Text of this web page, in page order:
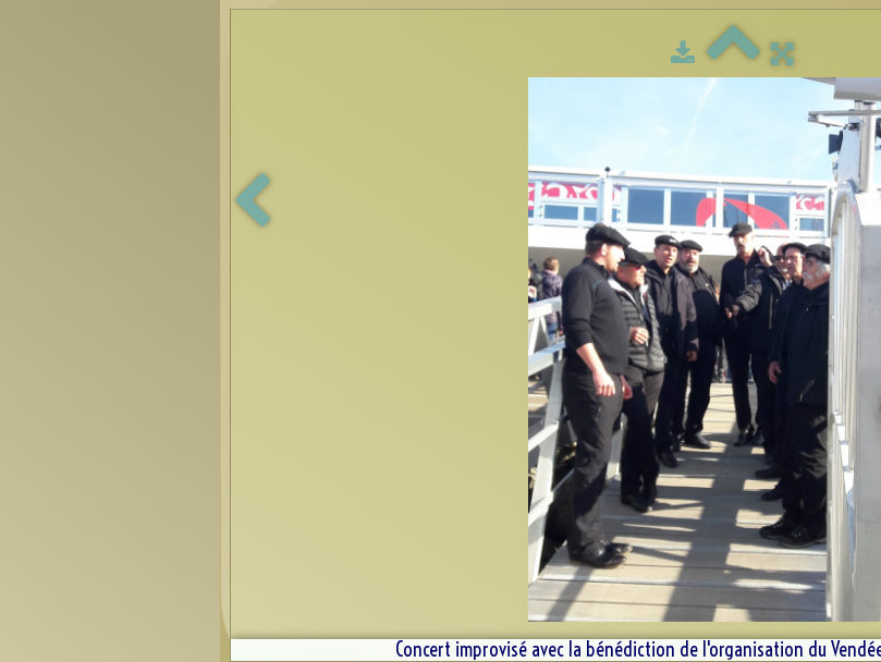
Concert improvisé avec la bénédiction de l'organisation du